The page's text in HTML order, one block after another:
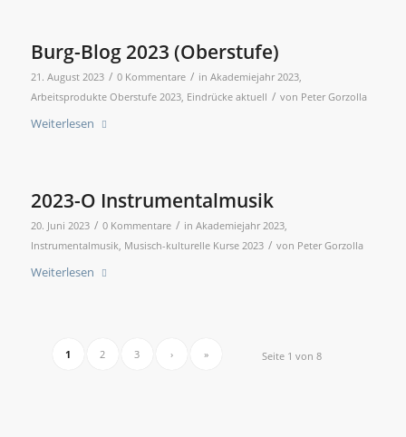
Burg-Blog 2023 (Oberstufe)
21. August 2023 / 0 Kommentare / in Akademiejahr 2023,
Arbeitsprodukte Oberstufe 2023, Eindrücke aktuell / von Peter Gorzolla
Weiterlesen
2023-O Instrumentalmusik
20. Juni 2023 / 0 Kommentare / in Akademiejahr 2023,
Instrumentalmusik, Musisch-kulturelle Kurse 2023 / von Peter Gorzolla
Weiterlesen
Seite 1 von 8
1 2 3 › »